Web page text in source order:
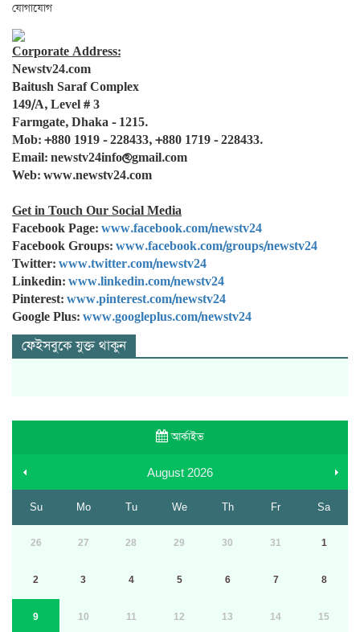
যোগাযোগ
Corporate Address:
Newstv24.com
Baitush Saraf Complex
149/A, Level # 3
Farmgate, Dhaka - 1215.
Mob: +880 1919 - 228433, +880 1719 - 228433.
Email: newstv24info@gmail.com
Web: www.newstv24.com
Get in Touch Our Social Media
Facebook Page: www.facebook.com/newstv24
Facebook Groups: www.facebook.com/groups/newstv24
Twitter: www.twitter.com/newstv24
Linkedin: www.linkedin.com/newstv24
Pinterest: www.pinterest.com/newstv24
Google Plus: www.googleplus.com/newstv24
ফেইসবুকে যুক্ত থাকুন
আর্কাইভ
August 2026
Su Mo Tu We Th Fr Sa
26 27 28 29 30 31 1
2 3 4 5 6 7 8
9 10 11 12 13 14 15